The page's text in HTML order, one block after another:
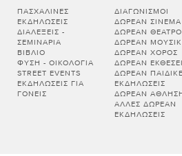
ΠΑΣΧΑΛΙΝΈΣ
ΕΚΔΗΛΏΣΕΙΣ
ΔΙΑΛΕΞΕΙΣ -
ΣΕΜΙΝΑΡΙΑ
ΒΙΒΛΊΟ
ΦΎΣΗ - ΟΙΚΟΛΟΓΊΑ
STREET EVENTS
ΕΚΔΗΛΏΣΕΙΣ ΓΙΑ
ΓΟΝΕΊΣ
ΔΙΑΓΩΝΙΣΜΟΊ
ΔΩΡΕΆΝ ΣΙΝΕΜΆ
ΔΩΡΕΆΝ ΘΈΑΤΡΟ
ΔΩΡΕΆΝ
ΔΩΡΕΆΝ ΧΟΡΌΣ
ΔΩΡΕΆΝ
ΔΩΡΕΆΝ
ΕΚΔΗΛΏΣΕΙΣ
ΔΩΡΕΆΝ
ΆΛΛΕΣ ΔΩΡΕΆΝ
ΕΚΔΗΛΏΣΕΙΣ